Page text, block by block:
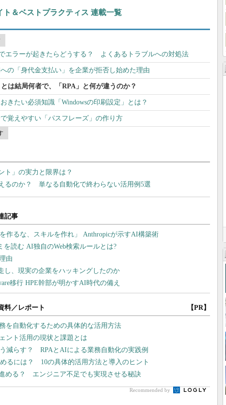
＆ベストプラクティス 連載一覧
でエラーが起きたらどうする？ よくあるトラブルへの対処法
の「身代金支払い」を企業が拒否し始めた理由
は結局何者で、「RPA」と何が違うのか？
きたい必須知識「Windowsの印刷設定」とは？
覚えやすい「パスフレーズ」の作り方
ト」の実力と限界は？
るのか？ 単なる自動化で終わらない活用例5選
料／レポート 【PR】
自動化するための具体的な活用方法
ント活用の現状と課題とは
減らす？ RPAとAIによる業務自動化の実践例
るには？ 10の具体的活用方法と導入のヒント
める？ エンジニア不足でも実現させる秘訣
Recommended by